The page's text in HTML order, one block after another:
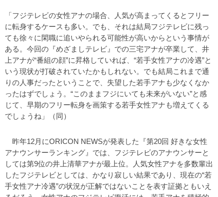
「フジテレビの女性アナの場合、人気が高まってくるとフリー
に転身するケースも多い。でも、それは結局フジテレビに残っ
ても徐々に閑職に追いやられる可能性が高いからという事情が
ある。今回の『めざましテレビ』での三宅アナが卒業して、井
上アナが“番組の顔”に昇格していれば、“若手女性アナの冷遇”と
いう現状が打破されていたかもしれない。でも結局これまで通
りの人事だったということで、失望した若手アナも少なくなか
ったはずでしょう。“このままフジにいても未来がいない”と感
じて、早期のフリー転身を画策する若手女性アナも増えてくる
でしょうね」（同）
昨年12月にORICON NEWSが発表した『第20回 好きな女性
アナウンサーランキング』では、フジテレビのアナウンサーと
しては第9位の井上清華アナが最上位。人気女性アナを多数輩出
したフジテレビとしては、かなり寂しい結果であり、現在の“若
手女性アナ冷遇”の状況が正解ではないことを表す証拠ともいえ